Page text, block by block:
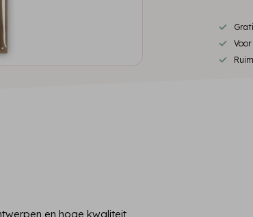
en hoge kwaliteit